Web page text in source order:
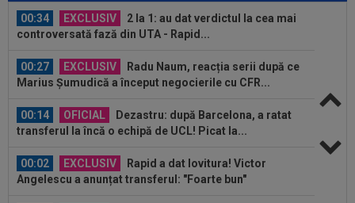
controversată fază din UTA - Rapid...
Marius Șumudică a început negocierile cu CFR...
transferul la încă o echipă de UCL! Picat la...
Angelescu a anunțat transferul: "Foarte bun"